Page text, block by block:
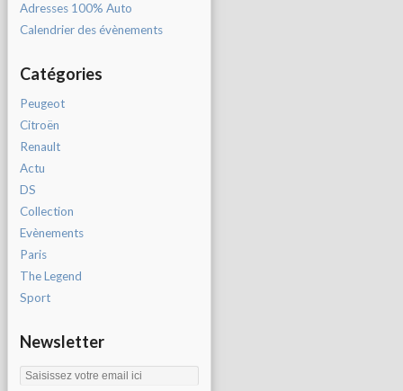
Adresses 100% Auto
Calendrier des évènements
Catégories
Peugeot
Citroën
Renault
Actu
DS
Collection
Evènements
Paris
The Legend
Sport
Newsletter